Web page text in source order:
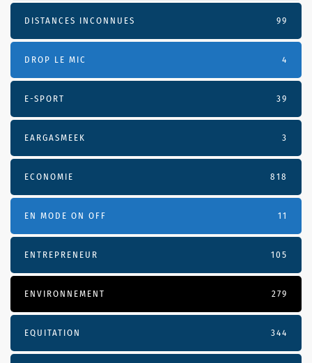
DISTANCES INCONNUES 99
DROP LE MIC 4
E-SPORT 39
EARGASMEEK 3
ECONOMIE 818
EN MODE ON OFF 11
ENTREPRENEUR 105
ENVIRONNEMENT 279
EQUITATION 344